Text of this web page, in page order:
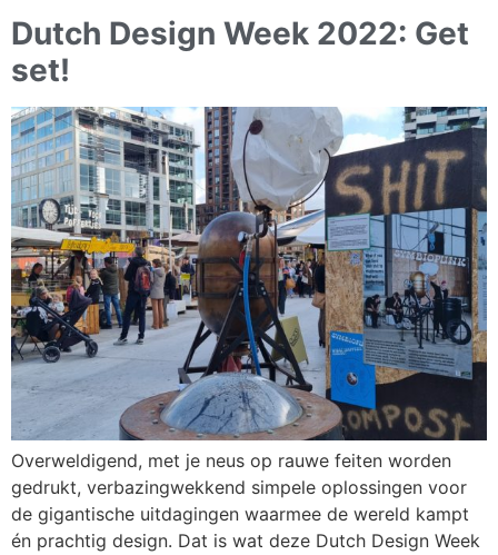
Dutch Design Week 2022: Get
set!
Overweldigend, met je neus op rauwe feiten worden
gedrukt, verbazingwekkend simpele oplossingen voor
de gigantische uitdagingen waarmee de wereld kampt
én prachtig design. Dat is wat deze Dutch Design Week